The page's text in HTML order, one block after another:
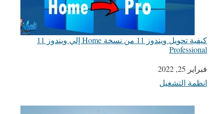
كيفية تحويل ويندوز 11 من نسخة Home إلي ويندوز 11
Professional
التاريخ
فبراير 25, 2022
في ما يتعلق بما يأتي
انظمة التشغيل